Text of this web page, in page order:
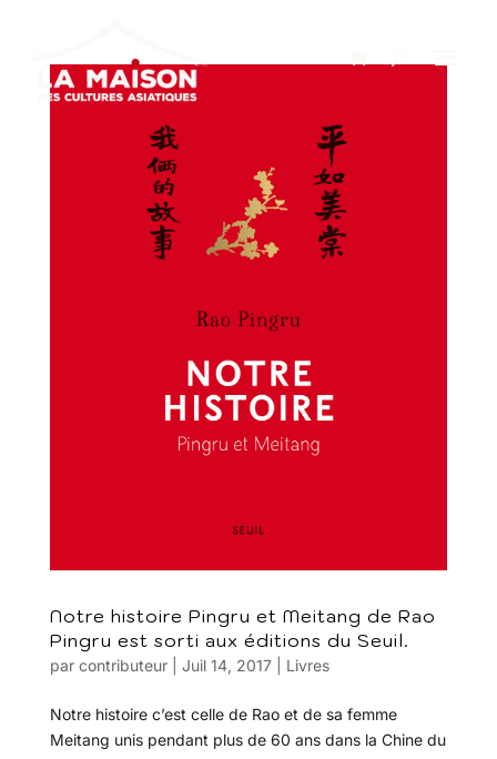
Notre histoire Pingru et Meitang de Rao
Pingru est sorti aux éditions du Seuil.
par contributeur| Juil 14, 2017| Livres
Notre histoire c’est celle de Rao et de sa femme
Meitang unis pendant plus de 60 ans dans la Chine du